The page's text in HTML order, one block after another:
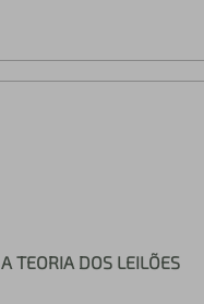
TEORIA DOS LEILÕES